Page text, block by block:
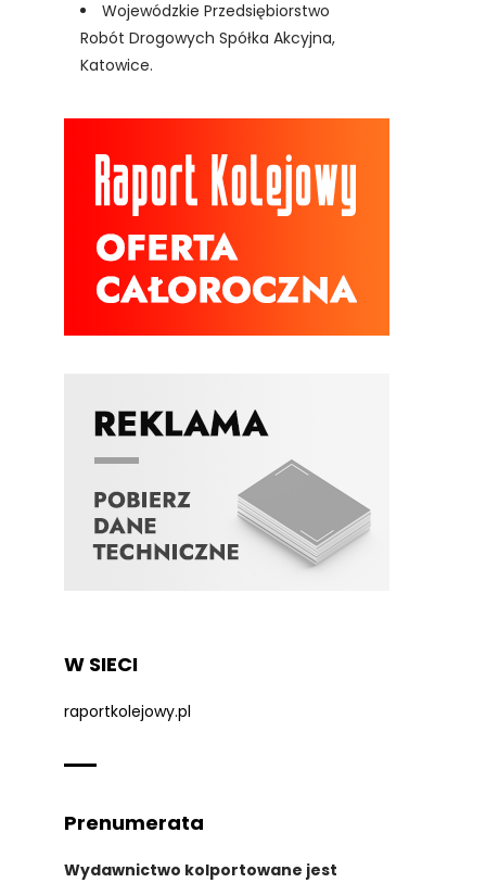
Wojewódzkie Przedsiębiorstwo
Robót Drogowych Spółka Akcyjna,
Katowice.
W SIECI
raportkolejowy.pl
Prenumerata
Wydawnictwo kolportowane jest